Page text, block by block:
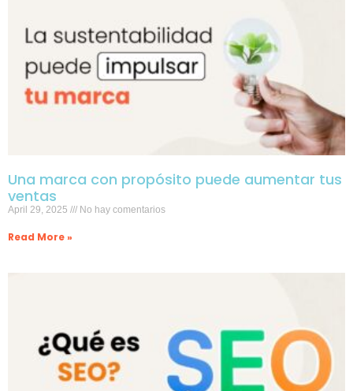
Una marca con propósito puede aumentar tus
ventas
April 29, 2025 No hay comentarios
Read More »